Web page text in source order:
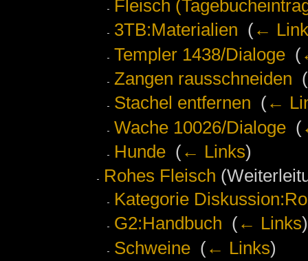
Fleisch
3TB:Materialien (←
Templer 1438/Dialoge‎ (
Zangen rausschneiden (
Stachel entfernen (←
Wache 10026/Dialoge‎ (
Hunde‎ (← Links)
Rohes Fleisch
Kategorie
G2:Handbuch (← Links)
Schweine‎ (← Links)